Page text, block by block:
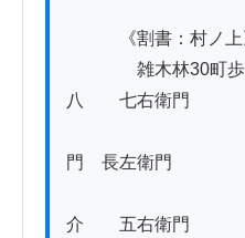
《割書：村ノ上
雑木林30町歩　
八　　七右衛門
与儀右衛
門　長左衛門
治郎八　
介　　五右衛門